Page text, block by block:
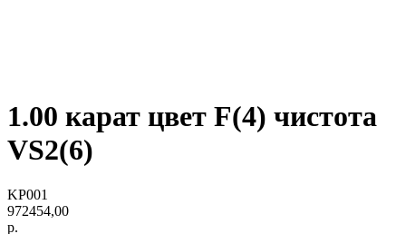
1.00 карат цвет F(4) чистота
VS2(6)
KP001
972454,00
р.